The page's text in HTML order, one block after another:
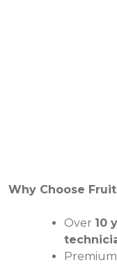
Why Choose
Over 10